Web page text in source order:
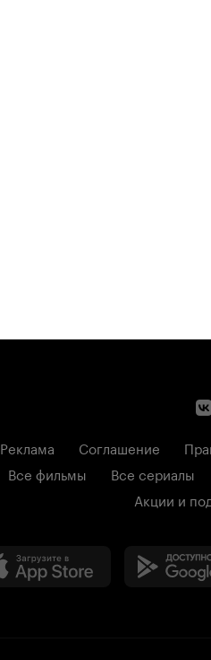
Реклама Соглашение
Все фильмы
Все сериалы
Акции и